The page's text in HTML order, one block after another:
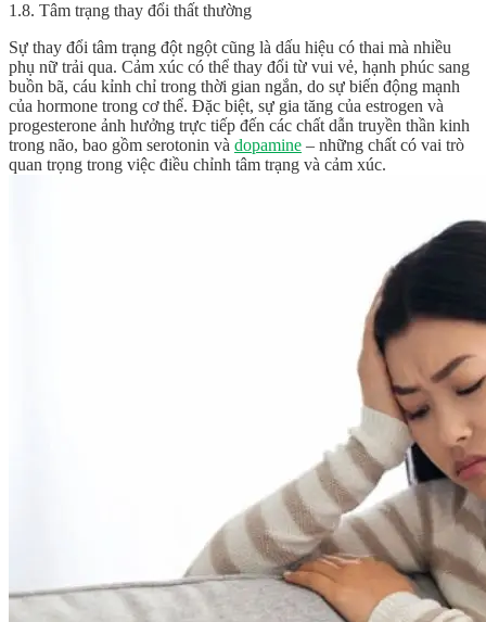
1.8. Tâm trạng thay đổi thất thường
Sự thay đổi tâm trạng đột ngột cũng là dấu hiệu có thai mà nhiều
phụ nữ trải qua. Cảm xúc có thể thay đổi từ vui vẻ, hạnh phúc sang
buồn bã, cáu kỉnh chỉ trong thời gian ngắn, do sự biến động mạnh
của hormone trong cơ thể. Đặc biệt, sự gia tăng của estrogen và
progesterone ảnh hưởng trực tiếp đến các chất dẫn truyền thần kinh
trong não, bao gồm serotonin và dopamine – những chất có vai trò
quan trọng trong việc điều chỉnh tâm trạng và cảm xúc.